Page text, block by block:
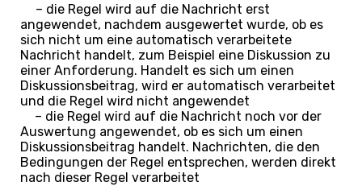
– die Regel wird auf die Nachricht erst
angewendet, nachdem ausgewertet wurde, ob es
sich nicht um eine automatisch verarbeitete
Nachricht handelt, zum Beispiel eine Diskussion zu
einer Anforderung. Handelt es sich um einen
Diskussionsbeitrag, wird er automatisch verarbeitet
und die Regel wird nicht angewendet
– die Regel wird auf die Nachricht noch vor der
Auswertung angewendet, ob es sich um einen
Diskussionsbeitrag handelt. Nachrichten, die den
Bedingungen der Regel entsprechen, werden direkt
nach dieser Regel verarbeitet